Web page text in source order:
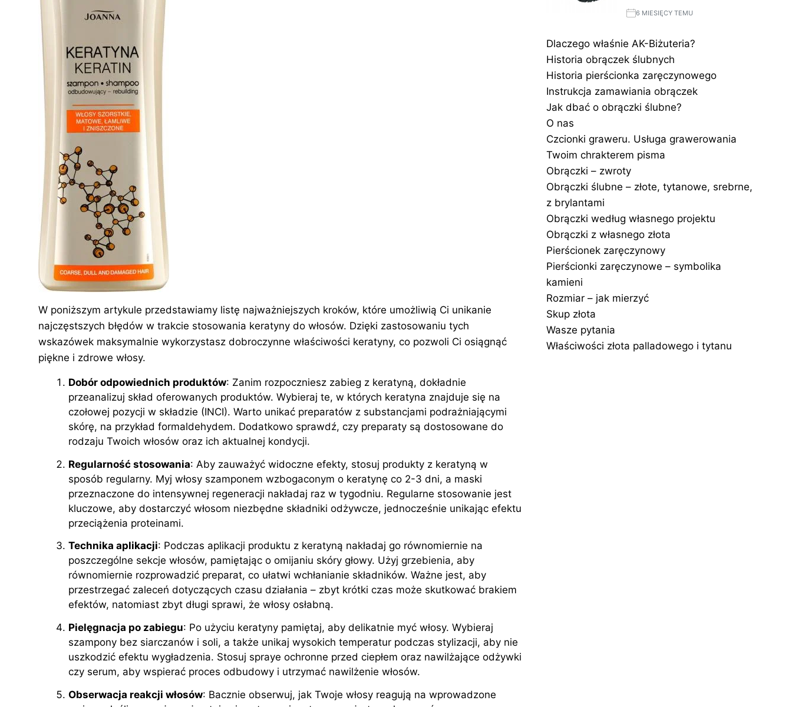
W poniższym artykule przedstawiamy listę najważniejszych kroków, które umożliwią Ci unikanie
najczęstszych błędów w trakcie stosowania keratyny do włosów. Dzięki zastosowaniu tych
wskazówek maksymalnie wykorzystasz dobroczynne właściwości keratyny, co pozwoli Ci osiągnąć
piękne i zdrowe włosy.
Dobór odpowiednich produktów: Zanim rozpoczniesz zabieg z keratyną, dokładnie
przeanalizuj skład oferowanych produktów. Wybieraj te, w których keratyna znajduje się na
czołowej pozycji w składzie (INCI). Warto unikać preparatów z substancjami podrażniającymi
skórę, na przykład formaldehydem. Dodatkowo sprawdź, czy preparaty są dostosowane do
rodzaju Twoich włosów oraz ich aktualnej kondycji.
Regularność stosowania: Aby zauważyć widoczne efekty, stosuj produkty z keratyną w
sposób regularny. Myj włosy szamponem wzbogaconym o keratynę co 2-3 dni, a maski
przeznaczone do intensywnej regeneracji nakładaj raz w tygodniu. Regularne stosowanie jest
kluczowe, aby dostarczyć włosom niezbędne składniki odżywcze, jednocześnie unikając efektu
przeciążenia proteinami.
Technika aplikacji: Podczas aplikacji produktu z keratyną nakładaj go równomiernie na
poszczególne sekcje włosów, pamiętając o omijaniu skóry głowy. Użyj grzebienia, aby
równomiernie rozprowadzić preparat, co ułatwi wchłanianie składników. Ważne jest, aby
przestrzegać zaleceń dotyczących czasu działania – zbyt krótki czas może skutkować brakiem
efektów, natomiast zbyt długi sprawi, że włosy osłabną.
Pielęgnacja po zabiegu: Po użyciu keratyny pamiętaj, aby delikatnie myć włosy. Wybieraj
szampony bez siarczanów i soli, a także unikaj wysokich temperatur podczas stylizacji, aby nie
uszkodzić efektu wygładzenia. Stosuj spraye ochronne przed ciepłem oraz nawilżające odżywki
czy serum, aby wspierać proces odbudowy i utrzymać nawilżenie włosów.
Obserwacja reakcji włosów: Bacznie obserwuj, jak Twoje włosy reagują na wprowadzone
6 MIESIĘCY TEMU
Dlaczego właśnie AK-Biżuteria?
Historia obrączek ślubnych
Historia pierścionka zaręczynowego
Instrukcja zamawiania obrączek
Jak dbać o obrączki ślubne?
O nas
Czcionki graweru. Usługa grawerowania
Twoim chrakterem pisma
Obrączki – zwroty
Obrączki ślubne – złote, tytanowe, srebrne,
z brylantami
Obrączki według własnego projektu
Obrączki z własnego złota
Pierścionek zaręczynowy
Pierścionki zaręczynowe – symbolika
kamieni
Rozmiar – jak mierzyć
Skup złota
Wasze pytania
Właściwości złota palladowego i tytanu